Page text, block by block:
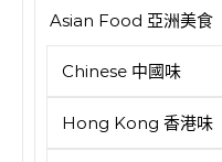
Asian Food 亞洲美食
Chinese 中國味
Hong Kong 香港味